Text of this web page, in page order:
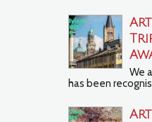
We
has been